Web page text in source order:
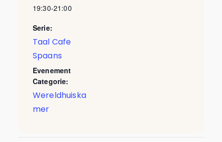
19:30-21:00
Serie:
Taal Cafe
Spaans
Evenement
Categorie:
Wereldhuiska
mer